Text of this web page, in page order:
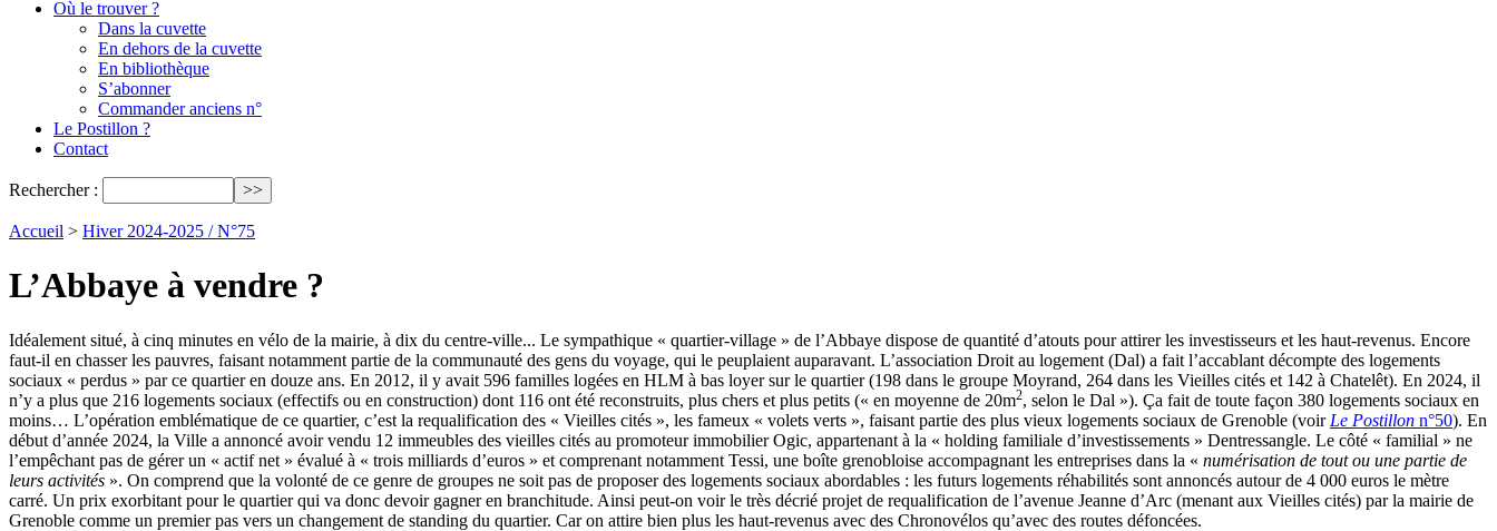
Où le trouver ?
Dans la cuvette
En dehors de la cuvette
En bibliothèque
S’abonner
Commander anciens n°
Le Postillon ?
Contact
Rechercher :
Accueil > Hiver 2024-2025 / N°75
L’Abbaye à vendre ?
Idéalement situé, à cinq minutes en vélo de la mairie, à dix du centre-ville... Le sympathique « quartier-village » de l’Abbaye dispose de quantité d’atouts pour attirer les investisseurs et les haut-revenus. Encore
faut-il en chasser les pauvres, faisant notamment partie de la communauté des gens du voyage, qui le peuplaient auparavant. L’association Droit au logement (Dal) a fait l’accablant décompte des logements
sociaux « perdus » par ce quartier en douze ans. En 2012, il y avait 596 familles logées en HLM à bas loyer sur le quartier (198 dans le groupe Moyrand, 264 dans les Vieilles cités et 142 à Chatelêt). En 2024, il
n’y a plus que 216 logements sociaux (effectifs ou en construction) dont 116 ont été reconstruits, plus chers et plus petits (« en moyenne de 20m2, selon le Dal »). Ça fait de toute façon 380 logements sociaux en
moins… L’opération emblématique de ce quartier, c’est la requalification des « Vieilles cités », les fameux « volets verts », faisant partie des plus vieux logements sociaux de Grenoble (voir Le Postillon n°50). En
début d’année 2024, la Ville a annoncé avoir vendu 12 immeubles des vieilles cités au promoteur immobilier Ogic, appartenant à la « holding familiale d’investissements » Dentressangle. Le côté « familial » ne
l’empêchant pas de gérer un « actif net » évalué à « trois milliards d’euros » et comprenant notamment Tessi, une boîte grenobloise accompagnant les entreprises dans la « numérisation de tout ou une partie de
leurs activités ». On comprend que la volonté de ce genre de groupes ne soit pas de proposer des logements sociaux abordables : les futurs logements réhabilités sont annoncés autour de 4 000 euros le mètre
carré. Un prix exorbitant pour le quartier qui va donc devoir gagner en branchitude. Ainsi peut-on voir le très décrié projet de requalification de l’avenue Jeanne d’Arc (menant aux Vieilles cités) par la mairie de
Grenoble comme un premier pas vers un changement de standing du quartier. Car on attire bien plus les haut-revenus avec des Chronovélos qu’avec des routes défoncées.